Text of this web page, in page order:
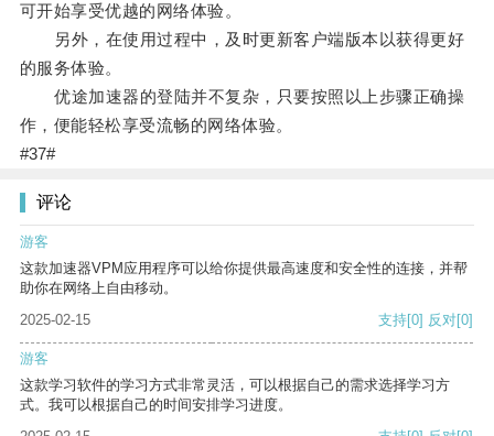
可开始享受优越的网络体验。
另外，在使用过程中，及时更新客户端版本以获得更好
的服务体验。
优途加速器的登陆并不复杂，只要按照以上步骤正确操
作，便能轻松享受流畅的网络体验。
#37#
评论
游客
这款加速器VPM应用程序可以给你提供最高速度和安全性的连接，并帮
助你在网络上自由移动。
2025-02-15
支持[0] 反对[0]
游客
这款学习软件的学习方式非常灵活，可以根据自己的需求选择学习方
式。我可以根据自己的时间安排学习进度。